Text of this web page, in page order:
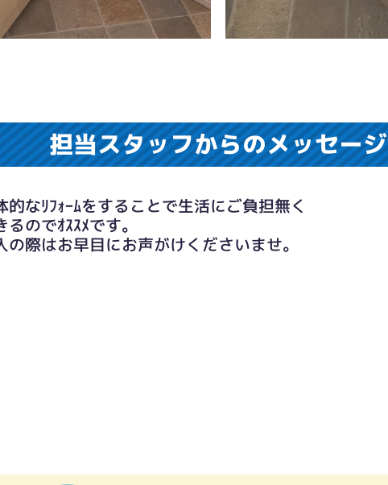
担当スタッフからのメッセージ
的なﾘﾌｫｰﾑをすることで生活にご負担無く
のでｵｽｽﾒです。
際はお早目にお声がけくださいませ。